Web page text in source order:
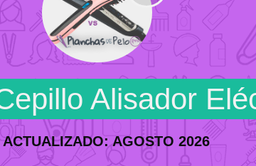
Alisador
AGOSTO 2026